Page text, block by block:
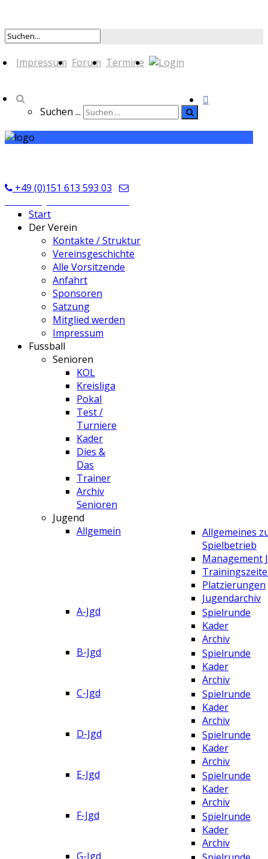
Impressum Forum Termine
Suchen ...
+49 (0)151 613 593 03
Start
Der Verein
Kontakte / Struktur
Vereinsgeschichte
Alle Vorsitzende
Anfahrt
Sponsoren
Satzung
Mitglied werden
Impressum
Fussball
Senioren
KOL
Kreisliga
Pokal
Test /
Turniere
Kader
Dies &
Das
Trainer
Archiv
Senioren
Jugend
Allgemein
Allgemeines
Spielbetrieb
Management
Platzierungen
Jugendarchiv
A-Jgd
Spielrunde
Kader
Archiv
B-Jgd
Spielrunde
Kader
Archiv
C-Jgd
Spielrunde
Kader
Archiv
D-Jgd
Spielrunde
Kader
Archiv
E-Jgd
Spielrunde
Kader
Archiv
F-Jgd
Spielrunde
Kader
Archiv
G-Jgd